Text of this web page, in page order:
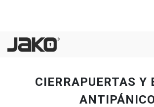
CIERRAPUERTAS Y